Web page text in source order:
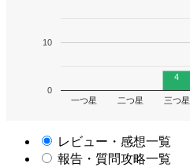
一つ星 二つ星 三つ星
0
10
4
レビュー・感想一覧
報告・質問攻略一覧